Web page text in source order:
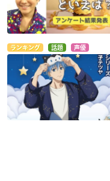
ランキング 話題 声優